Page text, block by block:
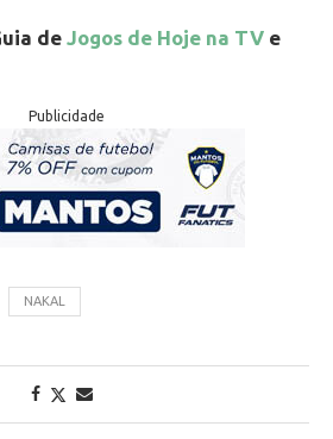
de Jogos de Hoje na TV e
Publicidade
NAKAL